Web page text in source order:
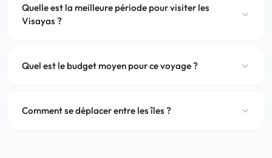
Quelle est la meilleure période pour visiter les
Visayas ?
Quel est le budget moyen pour ce voyage ?
Comment se déplacer entre les îles ?